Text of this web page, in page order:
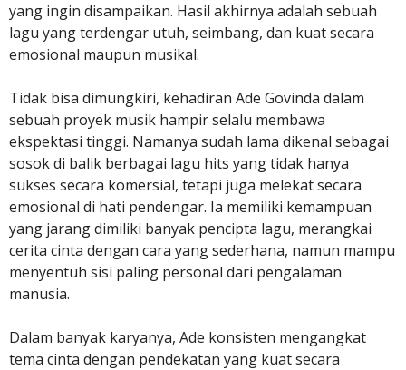
yang ingin disampaikan. Hasil akhirnya adalah sebuah
lagu yang terdengar utuh, seimbang, dan kuat secara
emosional maupun musikal.
Tidak bisa dimungkiri, kehadiran Ade Govinda dalam
sebuah proyek musik hampir selalu membawa
ekspektasi tinggi. Namanya sudah lama dikenal sebagai
sosok di balik berbagai lagu hits yang tidak hanya
sukses secara komersial, tetapi juga melekat secara
emosional di hati pendengar. Ia memiliki kemampuan
yang jarang dimiliki banyak pencipta lagu, merangkai
cerita cinta dengan cara yang sederhana, namun mampu
menyentuh sisi paling personal dari pengalaman
manusia.
Dalam banyak karyanya, Ade konsisten mengangkat
tema cinta dengan pendekatan yang kuat secara